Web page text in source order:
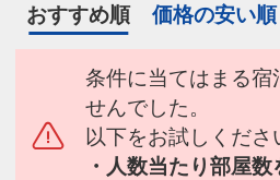
おすすめ順
価格の安い順
条件に当てはまる宿
せんでした。
以下をお試しくださ
・人数当たり部屋